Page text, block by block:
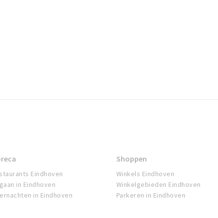
Eindhoven
in Eindhoven
in Eindhoven
Shoppen
Winkels Eindhoven
Winkelgebieden Eindhoven
Parkeren in Eindhoven